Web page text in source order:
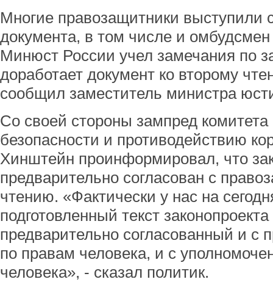
Многие правозащитники выступили
документа, в том числе и
Минюст России учел замечания по
доработает документ ко второму
сообщил заместитель министра
Со своей стороны зампред
безопасности и противодействию
Хинштейн проинформировал, что
предварительно согласован с
чтению. «Фактически у нас на
подготовленный текст
предварительно согласованный и с
по правам человека, и с
человека», - сказал политик.